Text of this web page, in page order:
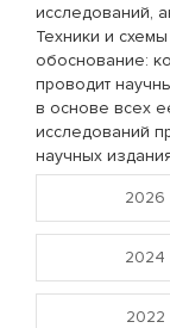
исследований,
Техники и
обоснование:
проводит
в основе всех
исследований
научных
2026
2024
2022